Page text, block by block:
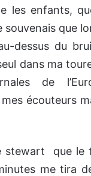
les enfants,
souvenais que
dessus du
dans ma
de
mes écouteurs
stewart que le
me tira